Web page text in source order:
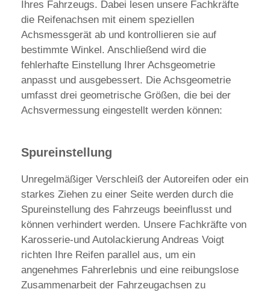
Ihres Fahrzeugs. Dabei lesen unsere Fachkräfte
die Reifenachsen mit einem speziellen
Achsmessgerät ab und kontrollieren sie auf
bestimmte Winkel. Anschließend wird die
fehlerhafte Einstellung Ihrer Achsgeometrie
anpasst und ausgebessert. Die Achsgeometrie
umfasst drei geometrische Größen, die bei der
Achsvermessung eingestellt werden können:
Spureinstellung
Unregelmäßiger Verschleiß der Autoreifen oder ein
starkes Ziehen zu einer Seite werden durch die
Spureinstellung des Fahrzeugs beeinflusst und
können verhindert werden. Unsere Fachkräfte von
Karosserie-und Autolackierung Andreas Voigt
richten Ihre Reifen parallel aus, um ein
angenehmes Fahrerlebnis und eine reibungslose
Zusammenarbeit der Fahrzeugachsen zu